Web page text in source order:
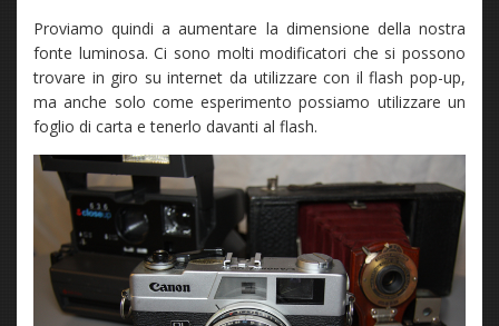
Proviamo quindi a aumentare la dimensione della nostra
fonte luminosa. Ci sono molti modificatori che si possono
trovare in giro su internet da utilizzare con il flash pop-up,
ma anche solo come esperimento possiamo utilizzare un
foglio di carta e tenerlo davanti al flash.